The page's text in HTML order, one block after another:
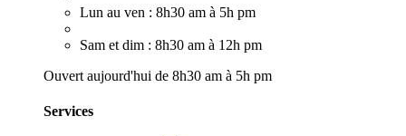
Lun au ven : 8h30 am à 5h pm
Sam et dim : 8h30 am à 12h pm
Ouvert aujourd'hui de 8h30 am à 5h pm
Services